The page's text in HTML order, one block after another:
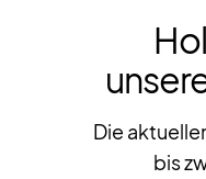
Die
bis